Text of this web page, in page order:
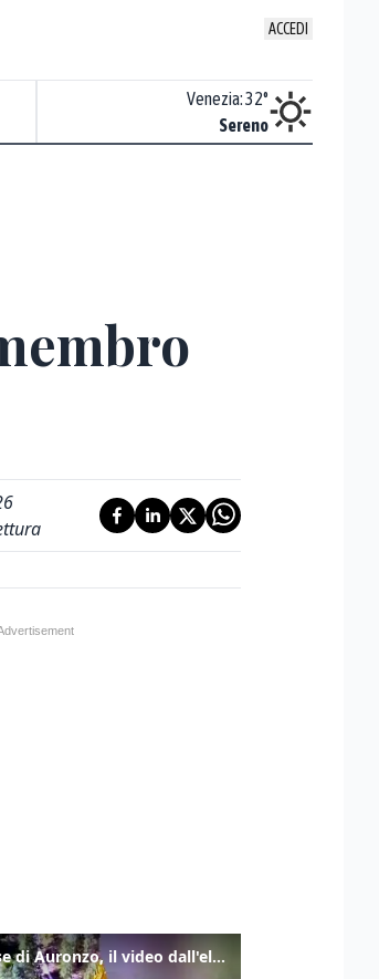
ACCEDI
Venezia:32°
Sereno
Frana lambisce le case di Auronzo, il video dall'elicottero dei vigili del fuoco